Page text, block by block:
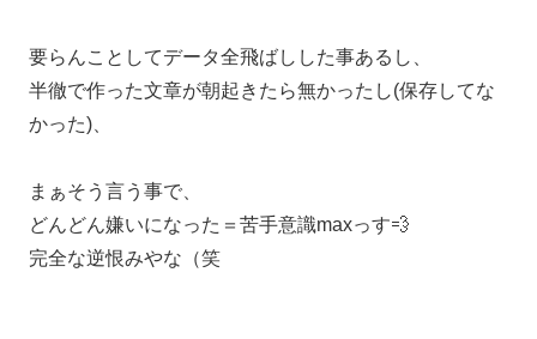
要らんことしてデータ全飛ばしした事あるし、
半徹で作った文章が朝起きたら無かったし(保存してな
かった)、
まぁそう言う事で、
どんどん嫌いになった＝苦手意識maxっす💨
完全な逆恨みやな（笑